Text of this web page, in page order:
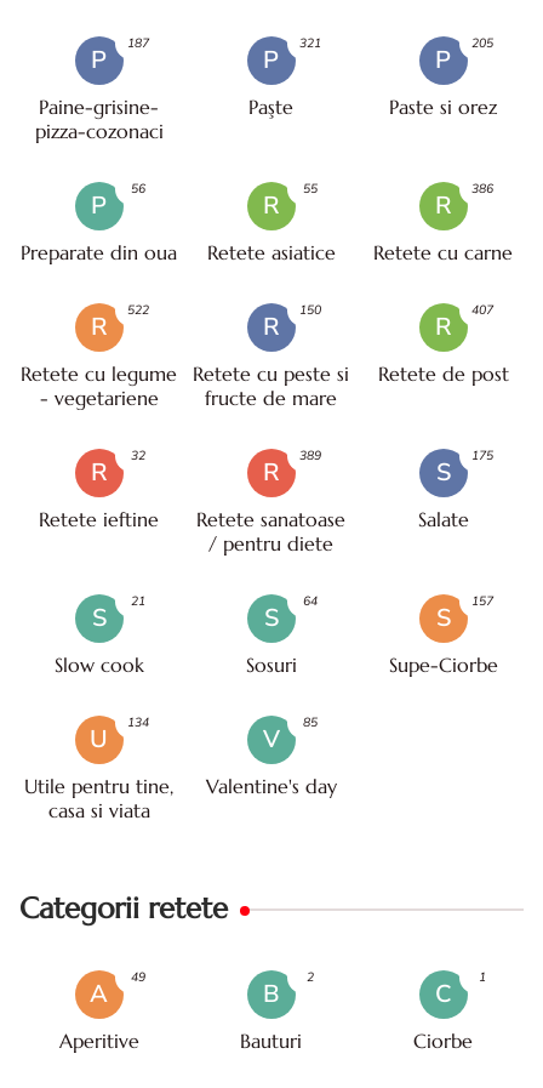
P
Paine-grisine-
pizza-cozonaci
187
P
Paşte
321
P
Paste si orez
205
P
Preparate din oua
56
R
Retete asiatice
55
R
Retete cu carne
386
R
Retete cu legume
- vegetariene
522
R
Retete cu peste si
fructe de mare
150
R
Retete de post
407
R
Retete ieftine
32
R
Retete sanatoase
/ pentru diete
389
S
Salate
175
S
Slow cook
21
S
Sosuri
64
S
Supe-Ciorbe
157
U
Utile pentru tine,
casa si viata
134
V
Valentine's day
85
Categorii retete
A
Aperitive
49
B
Bauturi
2
C
Ciorbe
1